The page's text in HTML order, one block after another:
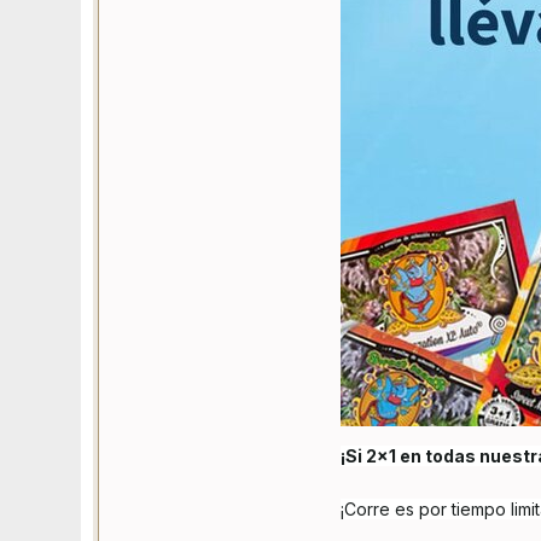
¡Si 2x1 en todas
¡Corre es por tiempo